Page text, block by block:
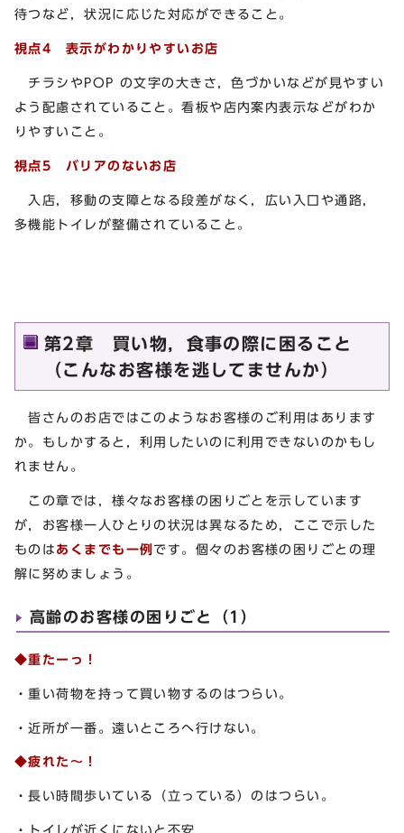
待つなど，状況に応じた対応ができること。
視点4 表示がわかりやすいお店
チラシやPOP の文字の大きさ，色づかいなどが見やすい
よう配慮されていること。看板や店内案内表示などがわか
りやすいこと。
視点5 バリアのないお店
入店，移動の支障となる段差がなく，広い入口や通路，
多機能トイレが整備されていること。
第2章 買い物，食事の際に困ること
（こんなお客様を逃してませんか）
皆さんのお店ではこのようなお客様のご利用はあります
か。もしかすると，利用したいのに利用できないのかもし
れません。
この章では，様々なお客様の困りごとを示しています
が，お客様一人ひとりの状況は異なるため，ここで示した
ものは あくまでも一例 です。個々のお客様の困りごとの理
解に努めましょう。
高齢のお客様の困りごと（1）
◆重たーっ！
・重い荷物を持って買い物するのはつらい。
・近所が一番。遠いところへ行けない。
◆疲れた 〜 ！
・長い時間歩いている（立っている）のはつらい。
・トイレが近くにないと不安